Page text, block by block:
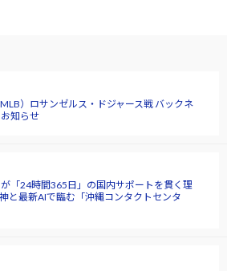
）ロサンゼルス・ドジャース戦 バックネ
知らせ
「24時間365日」の国内サポートを貫く理
と最新AIで臨む「沖縄コンタクトセンタ